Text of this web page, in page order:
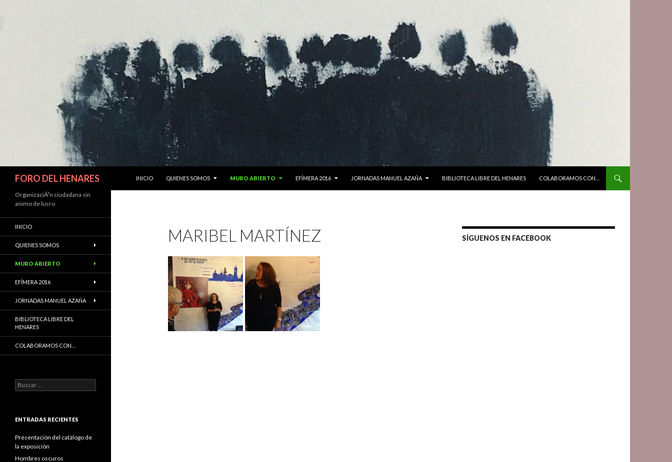
FORO DEL HENARES
INICIO
QUIENES SOMOS MURO ABIERTO EFÍMERA 2016 JORNADAS MANUEL AZAÑA BIBLIOTECA LIBRE DEL HENARES COLABORAMOS CON…
MARIBEL MARTÍNEZ SÍGUENOS EN FACEBOOK
OrganizaciÃ³n ciudadana sin
animo de lucro
INICIO
QUIENES SOMOS
MURO ABIERTO
EFÍMERA 2016
JORNADAS MANUEL AZAÑA
BIBLIOTECA LIBRE DEL
HENARES
COLABORAMOS CON…
B
u
a
:
ENTRADAS RECIENTES
Presentación del catálogo de
la exposición
Hombres oscuros